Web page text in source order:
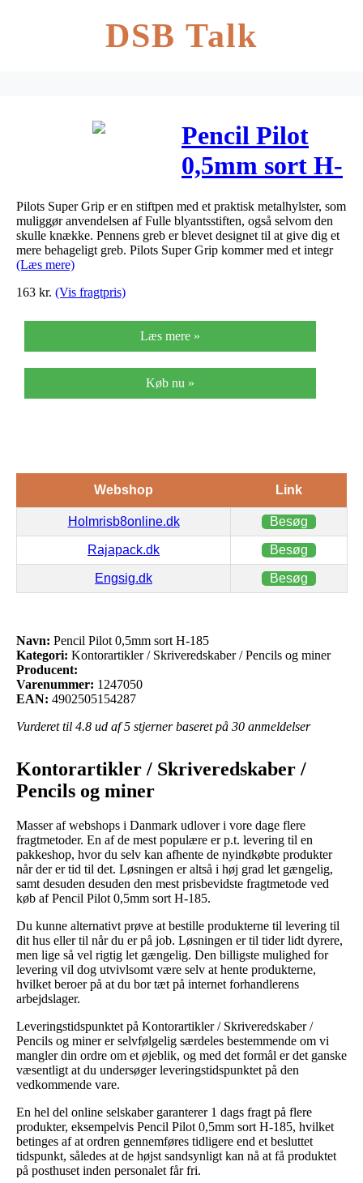
DSB Talk
Pencil Pilot
0,5mm sort H-
185
Pilots Super Grip er en stiftpen med et praktisk metalhylster, som
muliggør anvendelsen af Fulle blyantsstiften, også selvom den
skulle knække. Pennens greb er blevet designet til at give dig et
mere behageligt greb. Pilots Super Grip kommer med et integr
(Læs mere)
163 kr. (Vis fragtpris)
Læs mere »
Køb nu »
Webshop Link
Holmrisb8online.dk Besøg
Rajapack.dk Besøg
Engsig.dk Besøg
Navn: Pencil Pilot 0,5mm sort H-185
Kategori: Kontorartikler / Skriveredskaber / Pencils og miner
Producent:
Varenummer: 1247050
EAN: 4902505154287
Vurderet til 4.8 ud af 5 stjerner baseret på 30 anmeldelser
Kontorartikler / Skriveredskaber /
Pencils og miner
Masser af webshops i Danmark udlover i vore dage flere
fragtmetoder. En af de mest populære er p.t. levering til en
pakkeshop, hvor du selv kan afhente de nyindkøbte produkter
når der er tid til det. Løsningen er altså i høj grad let gængelig,
samt desuden desuden den mest prisbevidste fragtmetode ved
køb af Pencil Pilot 0,5mm sort H-185.
Du kunne alternativt prøve at bestille produkterne til levering til
dit hus eller til når du er på job. Løsningen er til tider lidt dyrere,
men lige så vel rigtig let gængelig. Den billigste mulighed for
levering vil dog utvivlsomt være selv at hente produkterne,
hvilket beroer på at du bor tæt på internet forhandlerens
arbejdslager.
Leveringstidspunktet på Kontorartikler / Skriveredskaber /
Pencils og miner er selvfølgelig særdeles bestemmende om vi
mangler din ordre om et øjeblik, og med det formål er det ganske
væsentligt at du undersøger leveringstidspunktet på den
vedkommende vare.
En hel del online selskaber garanterer 1 dags fragt på flere
produkter, eksempelvis Pencil Pilot 0,5mm sort H-185, hvilket
betinges af at ordren gennemføres tidligere end et besluttet
tidspunkt, således at de højst sandsynligt kan nå at få produktet
på posthuset inden personalet får fri.